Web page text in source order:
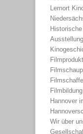
Lernort
Hannover
Wir über